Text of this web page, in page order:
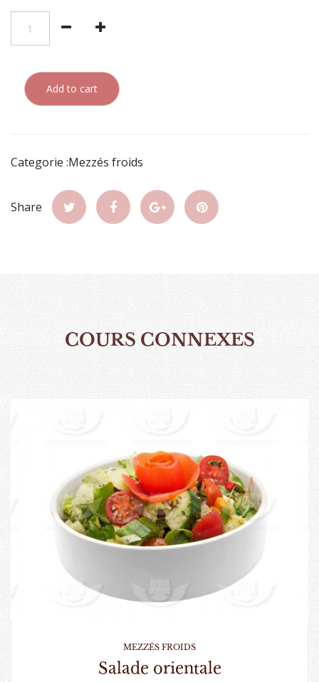
Add to cart
Categorie :Mezzés froids
Share
COURS CONNEXES
MEZZÉS FROIDS
salade orientale